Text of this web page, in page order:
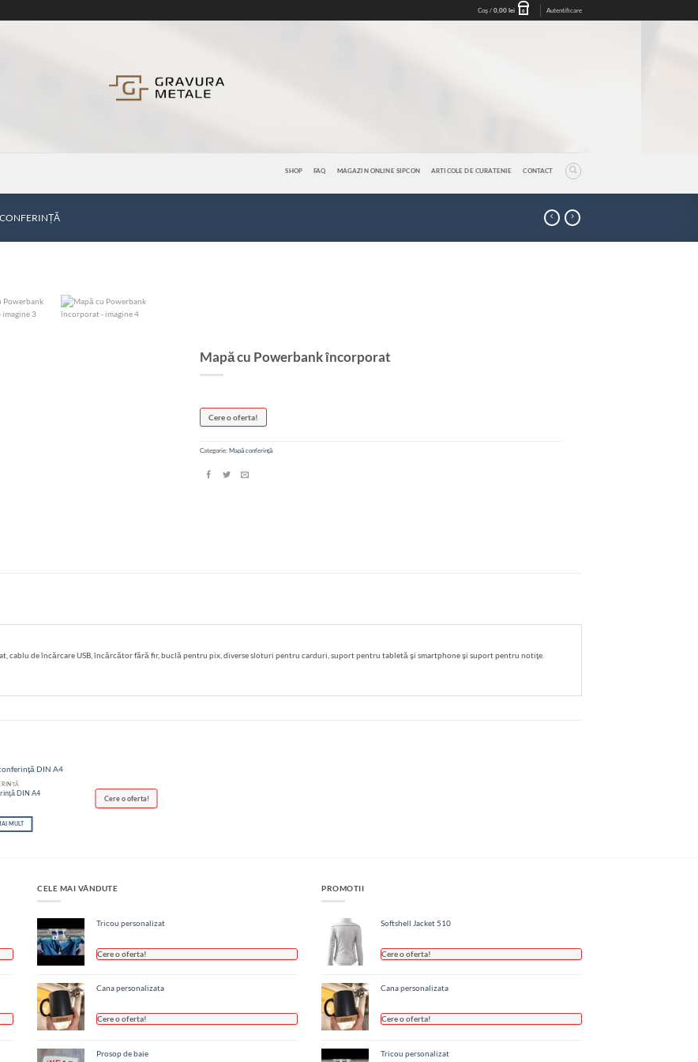
Coș / 0,00 lei 0 Autentificare
SHOP FAQ MAGAZIN ONLINE SIPCON ARTICOLE DE CURATENIE CONTACT
Mapă cu Powerbank încorporat
Cere o oferta!
Categorie: Mapă conferință
cablu de încărcare USB, încărcător fără fir, buclă pentru pix, diverse sloturi pentru carduri, suport pentru tabletă şi smartphone şi suport pentru notiţe.
DIN A4
Cere o oferta!
MULT
CELE MAI VÂNDUTE
Tricou personalizat
Cere o oferta!
Cana personalizata
Cere o oferta!
Prosop de baie
PROMOTII
Softshell Jacket 510
Cere o oferta!
Cana personalizata
Cere o oferta!
Tricou personalizat